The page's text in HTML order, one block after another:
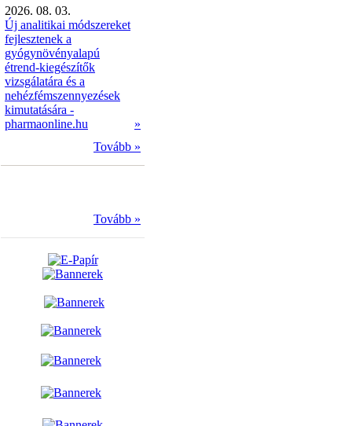
2026. 08. 03.
Új analitikai módszereket
fejlesztenek a
gyógynövényalapú
étrend-kiegészítők
vizsgálatára és a
nehézfémszennyezések
kimutatására -
pharmaonline.hu
»
Tovább »
Tovább »